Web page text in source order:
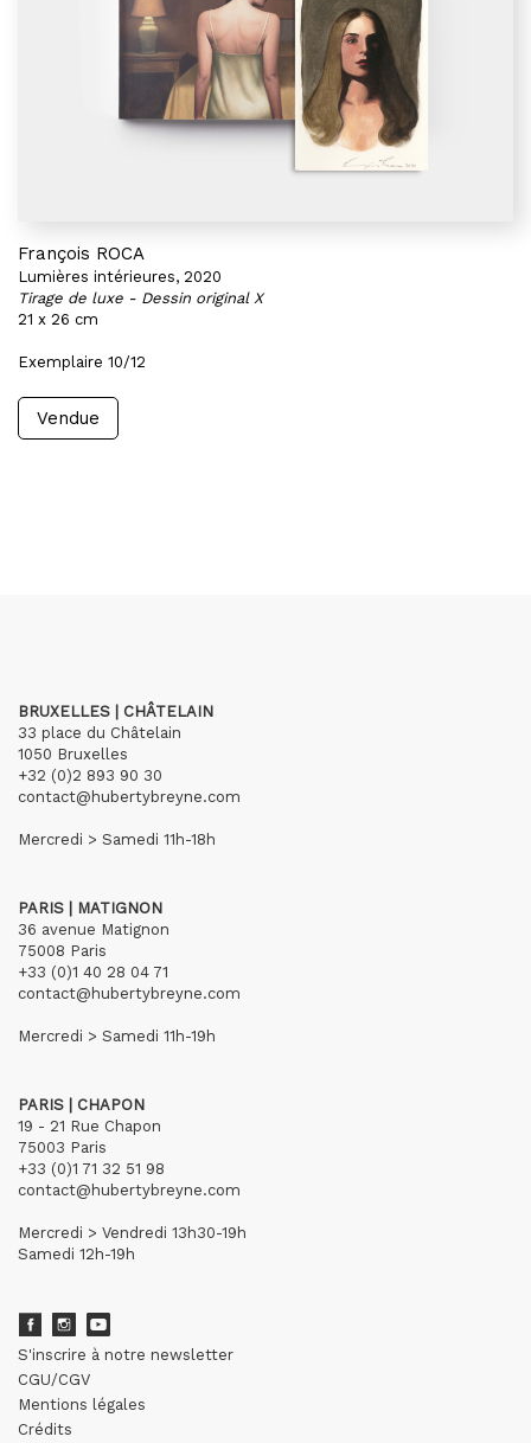
François ROCA
Lumières intérieures, 2020
Tirage de luxe - Dessin original X
21 x 26 cm
Exemplaire 10/12
Vendue
BRUXELLES | CHÂTELAIN
33 place du Châtelain
1050 Bruxelles
+32 (0)2 893 90 30
contact@hubertybreyne.com
Mercredi > Samedi 11h-18h
PARIS | MATIGNON
36 avenue Matignon
75008 Paris
+33 (0)1 40 28 04 71
contact@hubertybreyne.com
Mercredi > Samedi 11h-19h
PARIS | CHAPON
19 - 21 Rue Chapon
75003 Paris
+33 (0)1 71 32 51 98
contact@hubertybreyne.com
Mercredi > Vendredi 13h30-19h
Samedi 12h-19h
S'inscrire à notre newsletter
CGU/CGV
Mentions légales
Crédits